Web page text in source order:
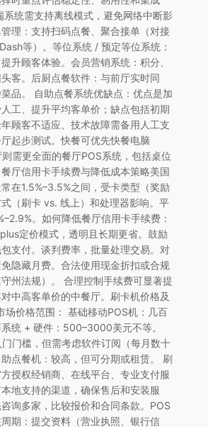
系统需支持离线模式，避免网络中断影
理：支持扫码点餐、聚合接单（对接
等）。等位系统 / 预定等位系统：
升顾客体验。会员营销系统：积分、
客。后厨点餐软件：与前厅实时同
品。 自助点餐系统优缺点：优点是加
工、提升平均客单价；缺点包括初期
顾客不适应、技术故障需备用人工支
起步测试。快餐可优先快餐电脑
需更全面的餐厅POS系统，包括桌位
厅信用卡手续费与降低成本策略美国
在1.5%–3.5%之间，受卡类型（奖励
（刷卡 vs. 线上）和处理器影响。平
。如何降低餐厅信用卡手续费：
定价模式，透明且长期更省。鼓励
支付。谈判费率，批量处理交易。对
隐藏月费。合法使用现金折扣或合规
州法规）。 合理控制手续费可显著提
中高客单价的中餐厅。刷卡机价格及
场价格范围： 基础移动POS机：几百
统 + 硬件：500–3000美元不等。
门槛，但需考虑软件订阅（每月数十
点餐机：较高，但可分期或租赁。 刷
授权经销商、在线平台、专业支付服
地支持的渠道，确保售后和安装服
询多家，比较报价和合同条款。POS
期：提交资料（营业执照、银行信